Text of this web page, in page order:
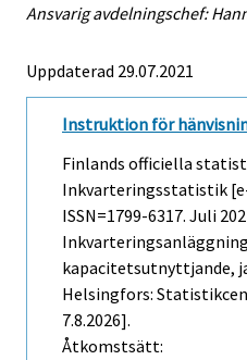
Ansvarig avdelningschef:
Uppdaterad 29.07.2021
Instruktion för
Finlands officiella
Inkvarteringsstatistik
ISSN=1799-6317. Juli
kapacitetsutnyttjande,
Helsingfors:
7.8.2026].
Åtkomstsätt: